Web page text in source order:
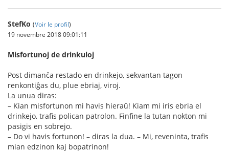
StefKo (Voir le profil)
19 novembre 2018 09:01:11
Misfortunoj de drinkuloj
Post dimanĉa restado en drinkejo, sekvantan tagon
renkontiĝas du, plue ebriaj, viroj.
La unua diras:
– Kian misfortunon mi havis hieraŭ! Kiam mi iris ebria el
drinkejo, trafis polican patrolon. Finfine la tutan nokton mi
pasigis en sobrejo.
– Do vi havis fortunon! – diras la dua. – Mi, reveninta, trafis
mian edzinon kaj bopatrinon!